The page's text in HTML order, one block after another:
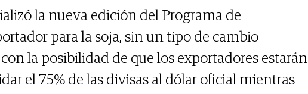
la nueva edición del Programa de
para la soja, sin un tipo de cambio
la posibilidad de que los exportadores estarán
el 75% de las divisas al dólar oficial mientras